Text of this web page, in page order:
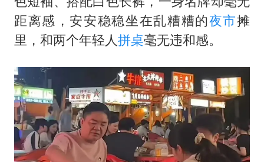
距离感，安安稳稳坐在乱糟糟的夜市摊
里，和两个年轻人拼桌毫无违和感。